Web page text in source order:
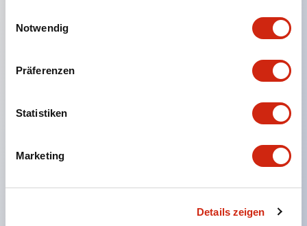
Notwendig
Präferenzen
Statistiken
Marketing
Details zeigen
Typ
Schritten, elektrische Lebensdauer von über
Ausgabecodes in Binär, BCD-Dezimal und BCD-
Einfaches Verbinden der Einheiten und Einbau in